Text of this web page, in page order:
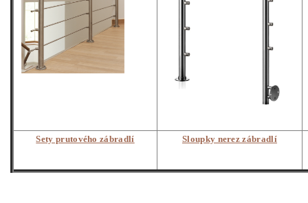
Sety prutového zábradlí Sloupky nerez zábradlí